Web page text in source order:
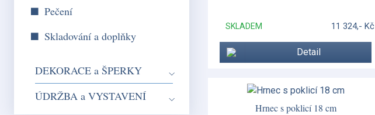
SKLADEM 11 324,- Kč
Detail
Hrnec s poklicí 18 cm
Pečení
Skladování a doplňky
DEKORACE a ŠPERKY
ÚDRŽBA a VYSTAVENÍ